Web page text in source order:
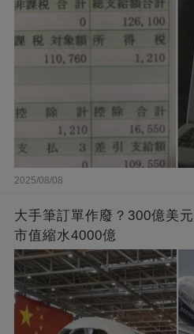
2025/08/08
大手筆訂單作廢？300億美
市值縮水4000億